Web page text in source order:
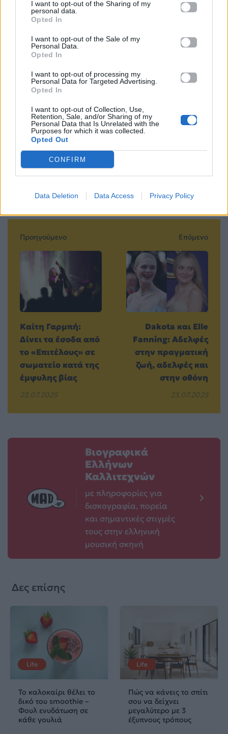
I want to opt-out of the Sharing of my
personal data.
Opted In
I want to opt-out of the Sale of my
Personal Data.
Opted In
I want to opt-out of processing my
Personal Data for Targeted Advertising.
Opted In
I want to opt-out of Collection, Use,
Retention, Sale, and/or Sharing of my
Personal Data that Is Unrelated with the
Purposes for which it was collected.
Opted Out
CONFIRM
Data Deletion Data Access Privacy Policy
everything cut Hair trend
κούρεμα
News
Mad.gr στο MSN
Μοιράσου αυτό το άρθρο
Προηγούμενο
Καίτη Γαρμπή:
Δίνει τα έσοδα από
το «Επιτέλους» σε
σωματείο κατά της
έμφυλης βίας
23.07.2025
Επόμενο
Dakota και Elle
Fanning: Αδελφές
στην πραγματική
ζωή, αδελφές και
στην οθόνη
23.07.2025
Βιογραφικά
Ελλήνων
Καλλιτεχνών
με πληροφορίες για
δισκογραφία, πορεία
και σημαντικές στιγμές
τους στην ελληνική
μουσική σκηνή
Δες επίσης
Life
Το καλοκαίρι θέλει το
δικό του smoothie –
Φουλ ενυδάτωση σε
κάθε γουλιά
Life
Πώς να κάνεις το σπίτι
σου να δείχνει
μεγαλύτερο με 3
έξυπνους τρόπους